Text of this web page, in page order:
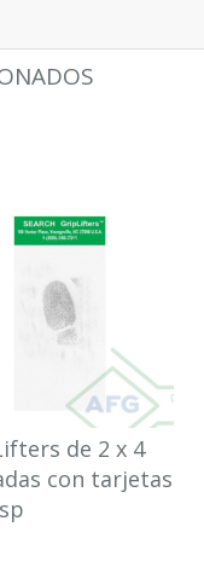
de 2 x 4
con tarjetas